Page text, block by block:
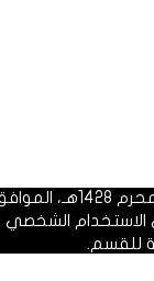
2007م.
للقسم.